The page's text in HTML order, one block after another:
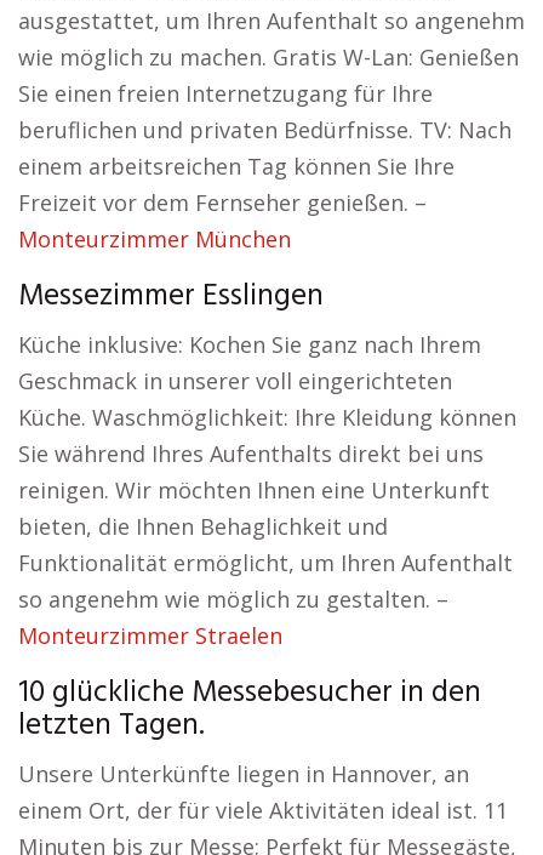
ausgestattet, um Ihren Aufenthalt so angenehm
wie möglich zu machen. Gratis W-Lan: Genießen
Sie einen freien Internetzugang für Ihre
beruflichen und privaten Bedürfnisse. TV: Nach
einem arbeitsreichen Tag können Sie Ihre
Freizeit vor dem Fernseher genießen. –
Monteurzimmer München
Messezimmer Esslingen
Küche inklusive: Kochen Sie ganz nach Ihrem
Geschmack in unserer voll eingerichteten
Küche. Waschmöglichkeit: Ihre Kleidung können
Sie während Ihres Aufenthalts direkt bei uns
reinigen. Wir möchten Ihnen eine Unterkunft
bieten, die Ihnen Behaglichkeit und
Funktionalität ermöglicht, um Ihren Aufenthalt
so angenehm wie möglich zu gestalten. –
Monteurzimmer Straelen
10 glückliche Messebesucher in den
letzten Tagen.
Unsere Unterkünfte liegen in Hannover, an
einem Ort, der für viele Aktivitäten ideal ist. 11
Minuten bis zur Messe: Perfekt für Messegäste,